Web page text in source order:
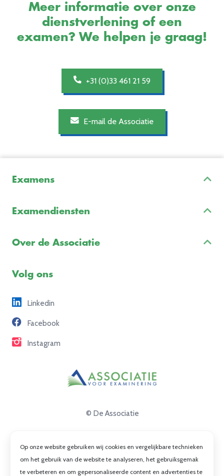
Meer informatie over onze
dienstverlening of een
examen? We helpen je graag!
+31 (0)33 461 21 59
E-mail de Associatie
Examens
Examenreglement
Examendiensten
Over de Associatie
Freelance opdrachten
Partners
Contact
Volg ons
Linkedin
Facebook
Instagram
© De Associatie
Op onze website gebruiken wij cookies en vergelijkbare technieken
om het gebruik van de website te analyseren, het gebruiksgemak
te verbeteren en om gepersonaliseerde content en advertenties te